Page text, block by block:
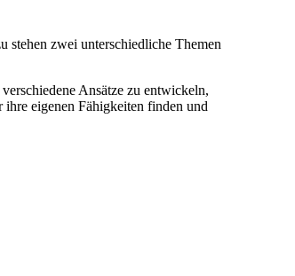
stehen zwei unterschiedliche Themen
Ansätze zu entwickeln,
eigenen Fähigkeiten finden und